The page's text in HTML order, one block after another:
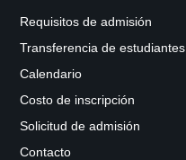
Requisitos de admisión
Transferencia de estudiantes
Calendario
Costo de inscripción
Solicitud de admisión
Contacto